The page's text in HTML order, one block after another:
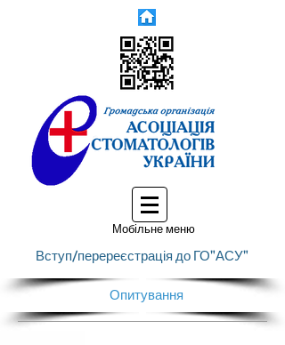
Мобільне меню
Вступ/перереєстрація до ГО"АСУ"
Опитування